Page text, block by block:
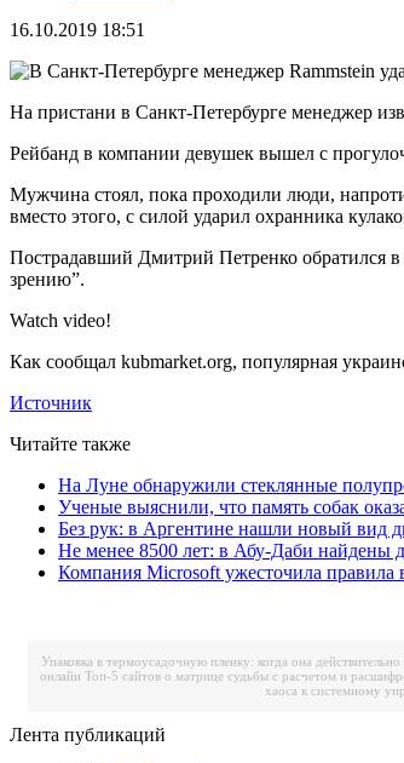
16.10.2019 18:51
На пристани в Санкт-Петербурге менеджер
Рейбанд в компании девушек вышел с
Мужчина стоял, пока проходили люди,
вместо этого, с силой ударил охранника
Пострадавший Дмитрий Петренко обратился в
зрению”.
Watch video!
Как сообщал kubmarket.org, популярная
Источник
Читайте также
На Луне обнаружили стеклянные
Ученые выяснили, что память собак
Без рук: в Аргентине нашли новый вид
Не менее 8500 лет: в Абу-Даби найдены
Компания Microsoft ужесточила правила
Упаковка в термоусадочную пленку: когда она
онлайн Топ-5 сайтов о матрице судьбы с расчетом и
хаоса к системному
Лента публикаций